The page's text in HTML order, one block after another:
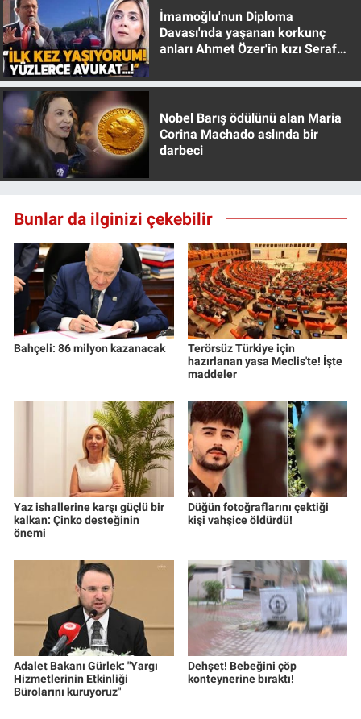
İmamoğlu'nun Diploma
Davası'nda yaşanan korkunç
anları Ahmet Özer'in kızı Seraf
Nobel Barış ödülünü alan Maria
Corina Machado aslında bir
darbeci
Bunlar da ilginizi çekebilir
Bahçeli: 86 milyon kazanacak
Terörsüz Türkiye için
hazırlanan yasa Meclis'te! İşte
maddeler
Yaz ishallerine karşı güçlü bir
kalkan: Çinko desteğinin
önemi
Düğün fotoğraflarını çektiği
kişi vahşice öldürdü!
Adalet Bakanı Gürlek: "Yargı
Hizmetlerinin Etkinliği
Bürolarını kuruyoruz"
Dehşet! Bebeğini çöp
konteynerine bıraktı!